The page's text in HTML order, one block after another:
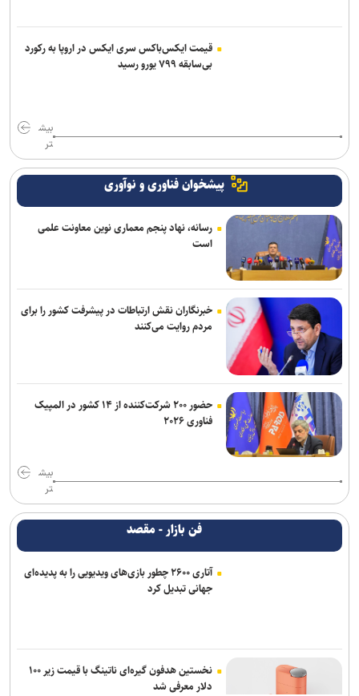
قیمت ایکس‌باکس سری ایکس در اروپا به رکورد
بی‌سابقه ۷۹۹ یورو رسید
بیش
تر
پیشخوان فناوری و نوآوری
رسانه، نهاد پنجم معماری نوین معاونت علمی
است
خبرنگاران نقش ارتباطات در پیشرفت کشور را برای
مردم روایت می‌کنند
حضور ۲۰۰ شرکت‌کننده از ۱۴ کشور در المپیک
فناوری ۲۰۲۶
بیش
تر
فن بازار - مقصد
آتاری ۲۶۰۰ چطور بازی‌های ویدیویی را به پدیده‌ای
جهانی تبدیل کرد
نخستین هدفون گیره‌ای ناتینگ با قیمت زیر ۱۰۰
دلار معرفی شد